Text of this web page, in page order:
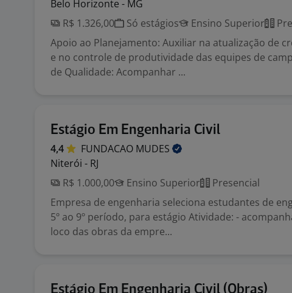
Belo Horizonte - MG
R$ 1.326,00
Só estágios Ensino Superior
Apoio ao Planejamento: Auxiliar na atualização de
e no controle de produtividade das equipes de
de Qualidade: Acompanhar ...
Estágio Em Engenharia Civil
4,4 FUNDACAO MUDES
Niterói - RJ
R$ 1.000,00
Ensino Superior
Presencial
Empresa de engenharia seleciona estudantes de
5º ao 9º período, para estágio Atividade: -
loco das obras da empre...
Estágio Em Engenharia Civil (Obras)